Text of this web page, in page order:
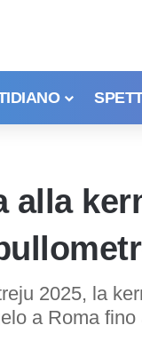
alla
2025, la
a Roma fino